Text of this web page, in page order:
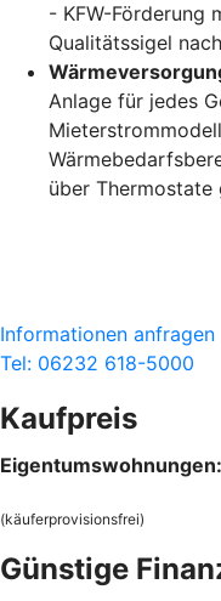
- KFW-Förderung
Qualitätssigel
Anlage für jedes
über Thermostate
Informationen anfragen
Tel: 06232 618-5000
Kaufpreis
(käuferprovisionsfrei)
Günstige